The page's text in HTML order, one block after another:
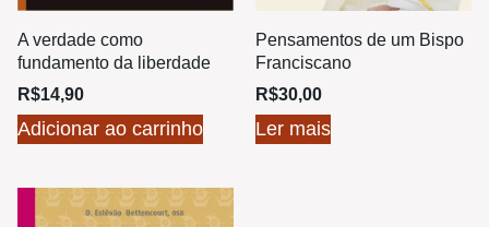
A verdade como
fundamento da liberdade
R$14,90
Adicionar ao carrinho
Pensamentos de um Bispo
Franciscano
R$30,00
Ler mais